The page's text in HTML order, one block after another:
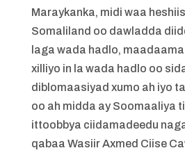
Maraykanka, midi waa
Somaliland oo dawladda
laga wada hadlo,
xilliyo in la wada hadlo oo
diblomaasiyad xumo ah iyo
oo ah midda ay Soomaaliya
ittoobbya ciidamadeedu
qabaa Wasiir Axmed Ciise